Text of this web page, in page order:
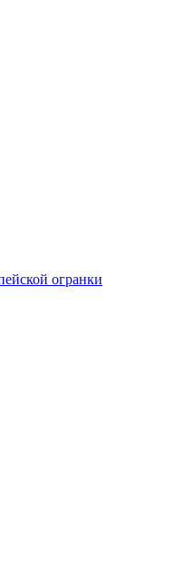
огранки